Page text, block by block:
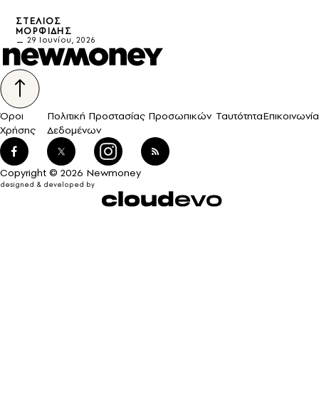
ΣΤΈΛΙΟΣ
ΜΟΡΦΊΔΗΣ
29 Ιουνίου, 2026
Όροι
Χρήσης
Πολιτική Προστασίας Προσωπικών
Δεδομένων
ΤαυτότηταΕπικοινωνία
Copyright © 2026 Newmoney
designed & developed by